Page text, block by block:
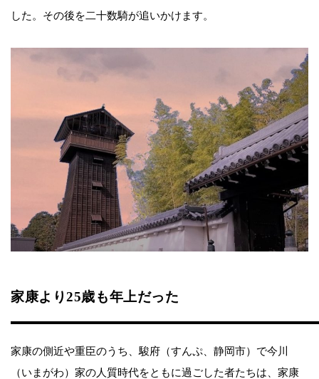
した。その後を二十数騎が追いかけます。
家康より25歳も年上だった
家康の側近や重臣のうち、駿府（すんぷ、静岡市）で今川
（いまがわ）家の人質時代をともに過ごした者たちは、家康